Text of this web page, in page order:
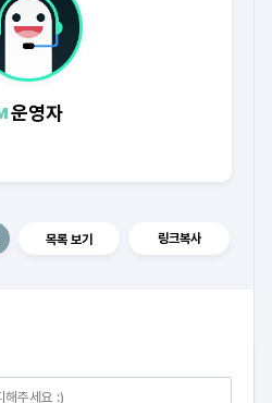
운영자
목록 보기 링크복사